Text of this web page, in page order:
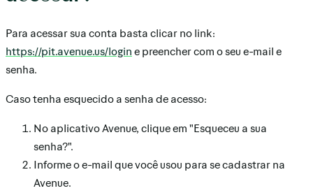
Para acessar sua conta basta clicar no link:
https://pit.avenue.us/login e preencher com o seu e-mail e
senha.
Caso tenha esquecido a senha de acesso:
No aplicativo Avenue, clique em "Esqueceu a sua
senha?".
Informe o e-mail que você usou para se cadastrar na
Avenue.